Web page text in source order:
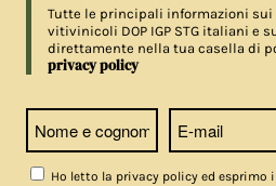
Tutte le principali informazioni
vitivinicoli DOP IGP STG italiani e
direttamente nella tua casella di
privacy policy
Ho letto la privacy policy ed esprimo